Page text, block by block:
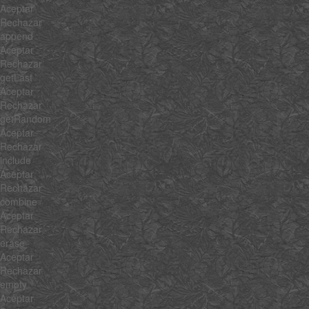
Aceptar
Rechazar
append
Aceptar
Rechazar
getLast
Aceptar
Rechazar
getRandom
Aceptar
Rechazar
include
Aceptar
Rechazar
combine
Aceptar
Rechazar
erase
Aceptar
Rechazar
empty
Aceptar